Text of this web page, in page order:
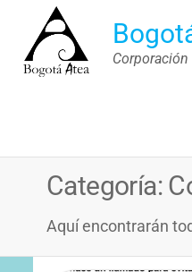
contenido
Corporación
Categoría:
Aquí encontrarán